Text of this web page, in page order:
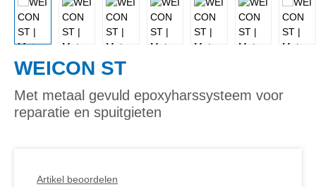
WEICON ST
Met metaal gevuld epoxyharssysteem voor
reparatie en spuitgieten
Artikel beoordelen